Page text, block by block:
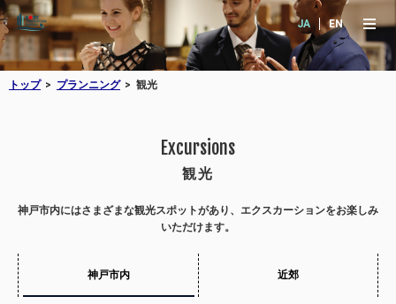
JA EN
トップ プランニング 観光
Excursions
観光
神戸市内にはさまざまな観光スポットがあり、エクスカーションをお楽しみ
いただけます。
神戸市内 近郊